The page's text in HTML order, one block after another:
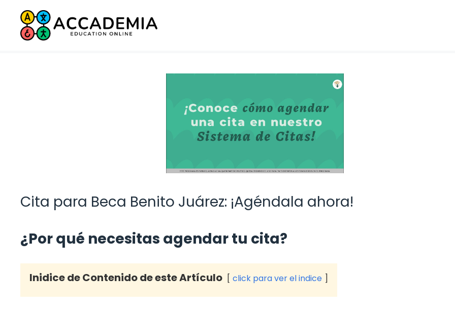
Saltar
contenido
Cita para Beca Benito Juárez: ¡Agéndala ahora!
¿Por qué necesitas agendar tu cita?
Inidice de Contenido de este Artículo click para ver el indice